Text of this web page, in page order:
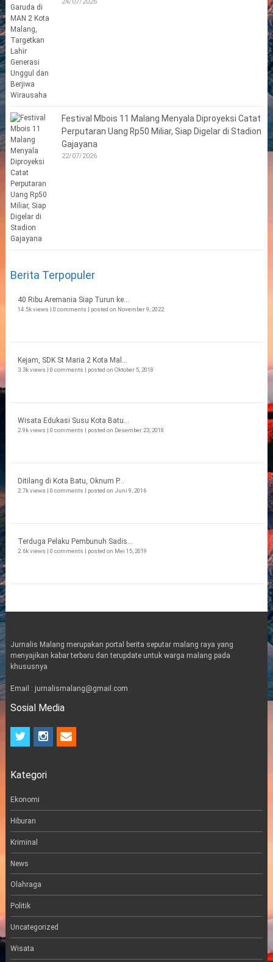
Festival Mbois 11 Malang Menyala Diproyeksi Catat
Perputaran Uang Rp50 Miliar, Siap Digelar di Stadion
Gajayana
22/07/2026
Berita Terpopuler
40 Ribu Aremania Siap Turun ke...
14.5k views | 0 comments | posted on November 9, 2022
Kejam, SDK St Maria 2 Kota Mal...
3.3k views | 0 comments | posted on Oktober 5, 2018
Wisata Edukasi Susu Kota Batu...
2.9k views | 0 comments | posted on Desember 23, 2018
Ditilang di Kota Batu, Oknum P...
2.7k views | 0 comments | posted on Juni 9, 2016
Terduga Pelaku Pembunuh Sadis...
2.6k views | 0 comments | posted on Mei 15, 2019
Jurnalis Malang merupakan portal berita seputar malang raya yang
menyajikan kabar terbaru dan terupdate untuk warga malang pada
khususnya
Email : jurnalismalang@gmail.com
Sosial Media
t
t
r
i
n
a
e
m
Kategori
Ekonomi
Hiburan
Kriminal
News
Olahraga
Politik
Uncategorized
Wisata